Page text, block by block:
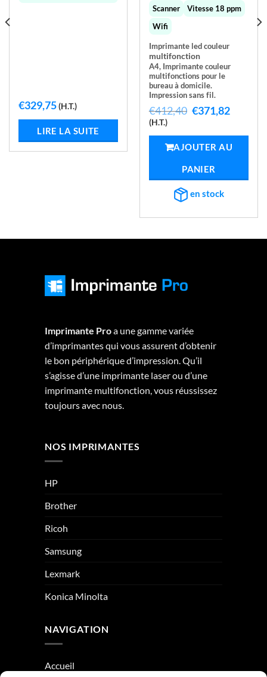
€329,75(H.T.)
LIRE LA SUITE
Scanner
Vitesse 18 ppm
Wifi
Imprimante led couleur
multifonction
A4, Imprimante couleur
multifonctions pour le
bureau à domicile.
Impression sans fil.
€412,40 Le
était :
€412,40.
€371,82Le
est :
(H.T.)
AJOUTER AU
PANIER
en stock
Imprimante Proa une gamme variée
d’imprimantes qui vous assurent d’obtenir
le bon périphérique d’impression. Qu’il
s’agisse d’une imprimante laser ou d’une
imprimante multifonction, vous réussissez
toujours avec nous.
NOS IMPRIMANTES
HP
Brother
Ricoh
Samsung
Lexmark
Konica Minolta
NAVIGATION
Accueil